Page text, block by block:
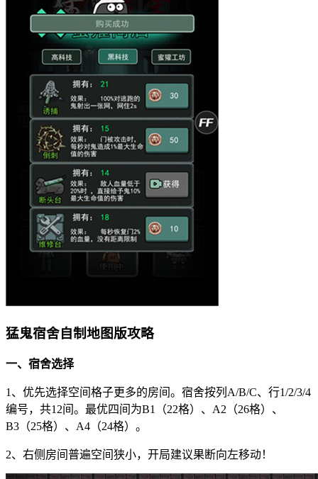
猛鬼宿舍自制地图版攻略
一、宿舍选择
1、优先选择空间格子更多的房间。宿舍按列A/B/C、行1/2/3/4
编号，共12间。最优四间为B1（22格）、A2（26格）、
B3（25格）、A4（24格）。
2、右侧房间普遍空间狭小，开局建议果断向左移动！